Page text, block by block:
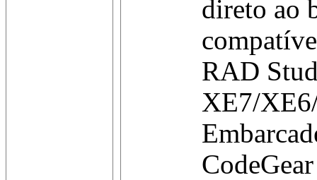
direto ao
RAD
XE7/